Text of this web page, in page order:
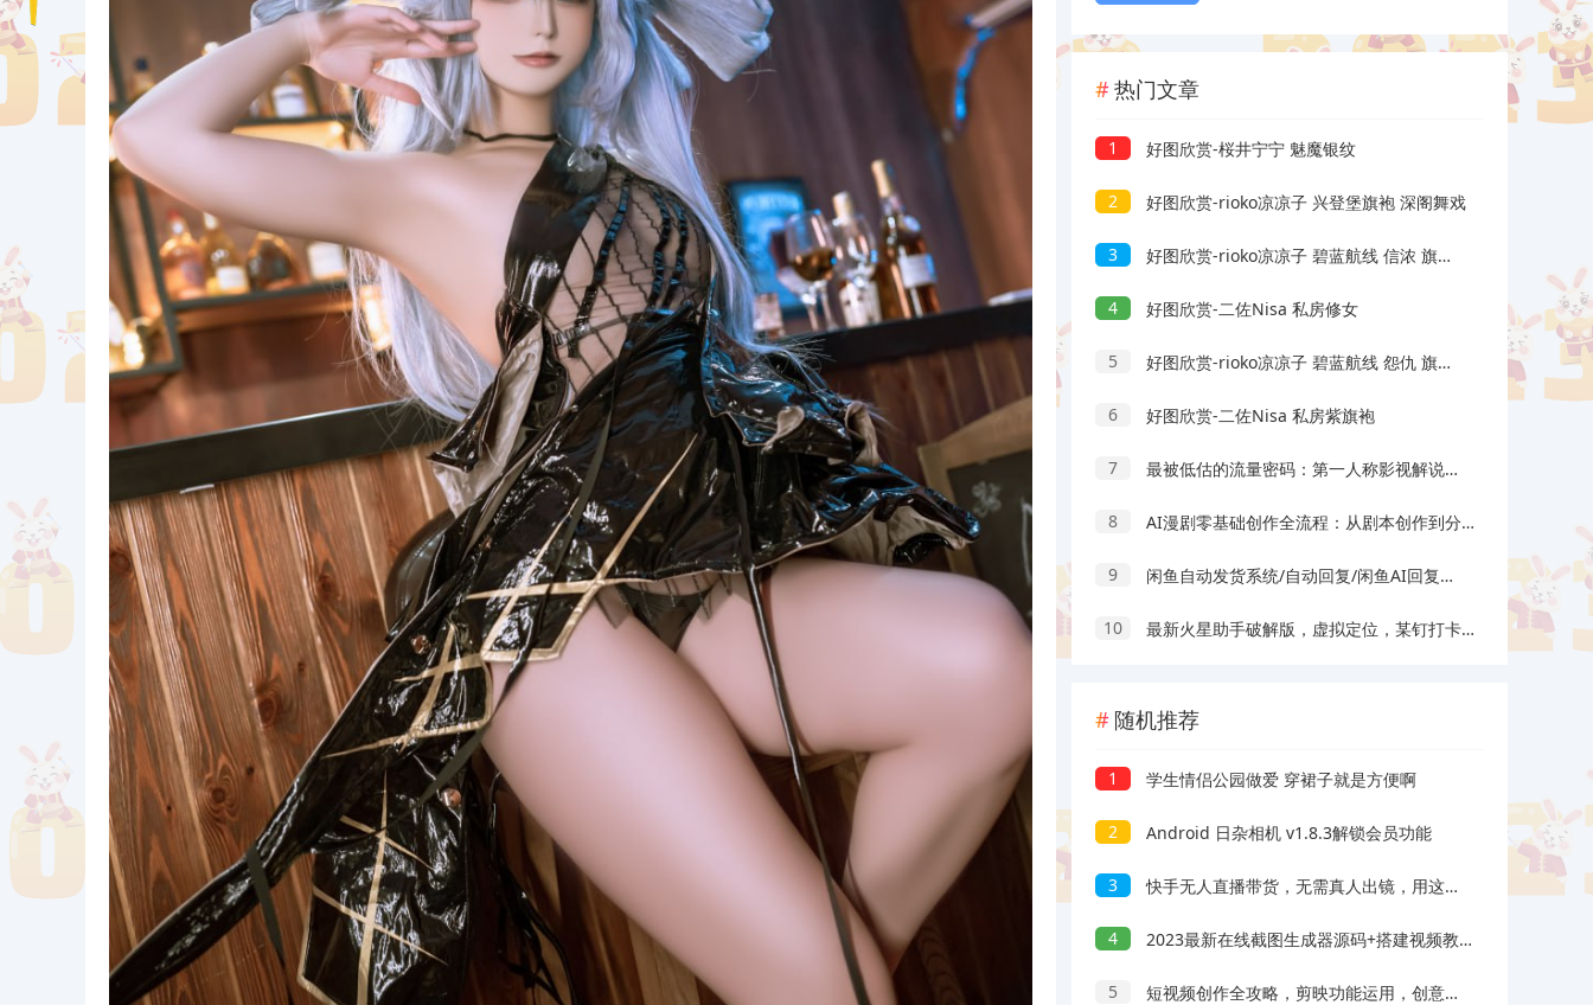
热门文章
1 好图欣赏-桜井宁宁 魅魔银纹
2 好图欣赏-rioko凉凉子 兴登堡旗袍 深阁舞戏
3 好图欣赏-rioko凉凉子 碧蓝航线 信浓 旗袍 相融一梦
4 好图欣赏-二佐Nisa 私房修女
5 好图欣赏-rioko凉凉子 碧蓝航线 怨仇 旗袍 杯盏盈芳华
6 好图欣赏-二佐Nisa 私房紫旗袍
7 最被低估的流量密码：第一人称影视解说，条条爆款100w+！【保姆级教学】
8 AI漫剧零基础创作全流程：从剧本创作到分镜剪辑，全套提示词模板直接落地出片
9 闲鱼自动发货系统/自动回复/闲鱼AI回复系统源码
10 最新火星助手破解版，虚拟定位，某钉打卡利器
随机推荐
1 学生情侣公园做爱 穿裙子就是方便啊
2 Android 日杂相机 v1.8.3解锁会员功能
3 快手无人直播带货，无需真人出镜，用这个方法，月入5W+（附详细教程）
4 2023最新在线截图生成器源码+搭建视频教程，支持电脑和手机端在线制作生成
5 短视频创作全攻略，剪映功能运用，创意拍摄与特效制作